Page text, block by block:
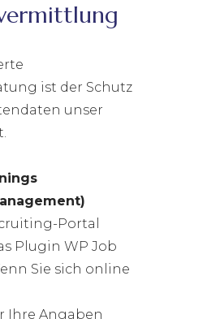
ist der Schutz
unser
Portal
Plugin WP Job
Sie sich online
Ihre Angaben